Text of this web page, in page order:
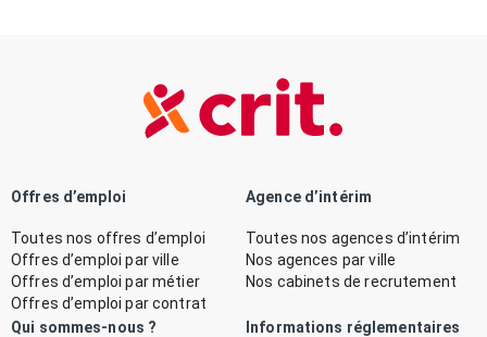
Offres d’emploi
Toutes nos offres d’emploi
Offres d’emploi par ville
Offres d’emploi par métier
Offres d’emploi par contrat
Agence d’intérim
Toutes nos agences d’intérim
Nos agences par ville
Nos cabinets de recrutement
Qui sommes-nous ? Informations réglementaires